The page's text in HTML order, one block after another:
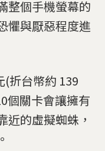
整個手機螢幕的
懼與厭惡程度進
(折台幣約 139
個關卡會讓擁有
近的虛擬蜘蛛，